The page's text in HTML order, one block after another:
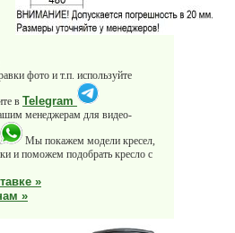
фото и т.п. используйте
в Telegram
менеджерам для видео-
Мы покажем модели кресел,
и поможем подобрать кресло с
»
»